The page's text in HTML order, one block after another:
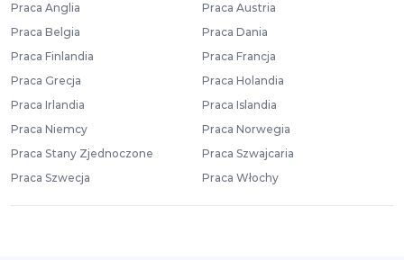
Praca Anglia
Praca Austria
Praca Belgia
Praca Dania
Praca Finlandia
Praca Francja
Praca Grecja
Praca Holandia
Praca Irlandia
Praca Islandia
Praca Niemcy
Praca Norwegia
Praca Stany Zjednoczone
Praca Szwajcaria
Praca Szwecja
Praca Włochy